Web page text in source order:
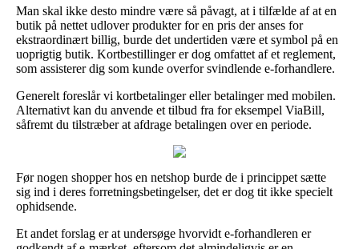
Man skal ikke desto mindre være så påvagt, at i tilfælde af at en
butik på nettet udlover produkter for en pris der anses for
ekstraordinært billig, burde det undertiden være et symbol på en
uoprigtig butik. Kortbestillinger er dog omfattet af et reglement,
som assisterer dig som kunde overfor svindlende e-forhandlere.
Generelt foreslår vi kortbetalinger eller betalinger med mobilen.
Alternativt kan du anvende et tilbud fra for eksempel ViaBill,
såfremt du tilstræber at afdrage betalingen over en periode.
Før nogen shopper hos en netshop burde de i princippet sætte
sig ind i deres forretningsbetingelser, det er dog tit ikke specielt
ophidsende.
Et andet forslag er at undersøge hvorvidt e-forhandleren er